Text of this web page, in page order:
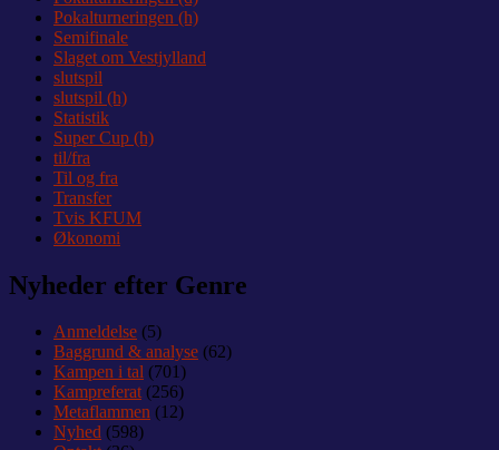
Pokalturneringen (h)
Semifinale
Slaget om Vestjylland
slutspil
slutspil (h)
Statistik
Super Cup (h)
til/fra
Til og fra
Transfer
Tvis KFUM
Økonomi
Nyheder efter Genre
Anmeldelse (5)
Baggrund & analyse (62)
Kampen i tal (701)
Kampreferat(256)
Metaflammen (12)
Nyhed (598)